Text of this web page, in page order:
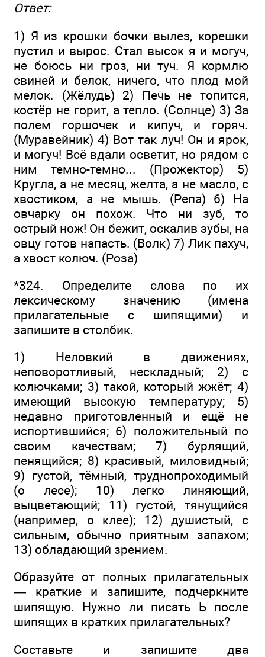
Ответ:
1) Я из крошки бочки вылез, корешки
пустил и вырос. Стал высок я и могуч,
не боюсь ни гроз, ни туч. Я кормлю
свиней и белок, ничего, что плод мой
мелок. (Жёлудь) 2) Печь не топится,
костёр не горит, а тепло. (Солнце) 3) За
полем горшочек и кипуч, и горяч.
(Муравейник) 4) Вот так луч! Он и ярок,
и могуч! Всё вдали осветит, но рядом с
ним темно-темно... (Прожектор) 5)
Кругла, а не месяц, желта, а не масло, с
хвостиком, а не мышь. (Репа) 6) На
овчарку он похож. Что ни зуб, то
острый нож! Он бежит, оскалив зубы, на
овцу готов напасть. (Волк) 7) Лик пахуч,
а хвост колюч. (Роза)
*324. Определите слова по их
лексическому значению (имена
прилагательные с шипящими) и
запишите в столбик.
1) Неловкий в движениях,
неповоротливый, нескладный; 2) с
колючками; 3) такой, который жжёт; 4)
имеющий высокую температуру; 5)
недавно приготовленный и ещё не
испортившийся; 6) положительный по
своим качествам; 7) бурлящий,
пенящийся; 8) красивый, миловидный;
9) густой, тёмный, труднопроходимый
(о лесе); 10) легко линяющий,
выцветающий; 11) густой, тянущийся
(например, о клее); 12) душистый, с
сильным, обычно приятным запахом;
13) обладающий зрением.
Образуйте от полных прилагательных
— краткие и запишите, подчеркните
шипящую. Нужно ли писать Ь после
шипящих в кратких прилагательных?
Составьте и запишите два